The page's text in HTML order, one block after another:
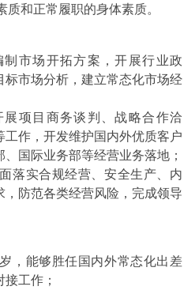
质和正常履职的身体素质。
制市场开拓方案，开展行业政
市场分析，建立常态化市场经
展项目商务谈判、战略合作洽
作，开发维护国内外优质客户
国际业务部等经营业务落地；
落实合规经营、安全生产、内
防范各类经营风险，完成领导
，能够胜任国内外常态化出差
工作；